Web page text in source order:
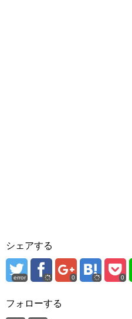
シェアする
error 0 0
フォローする